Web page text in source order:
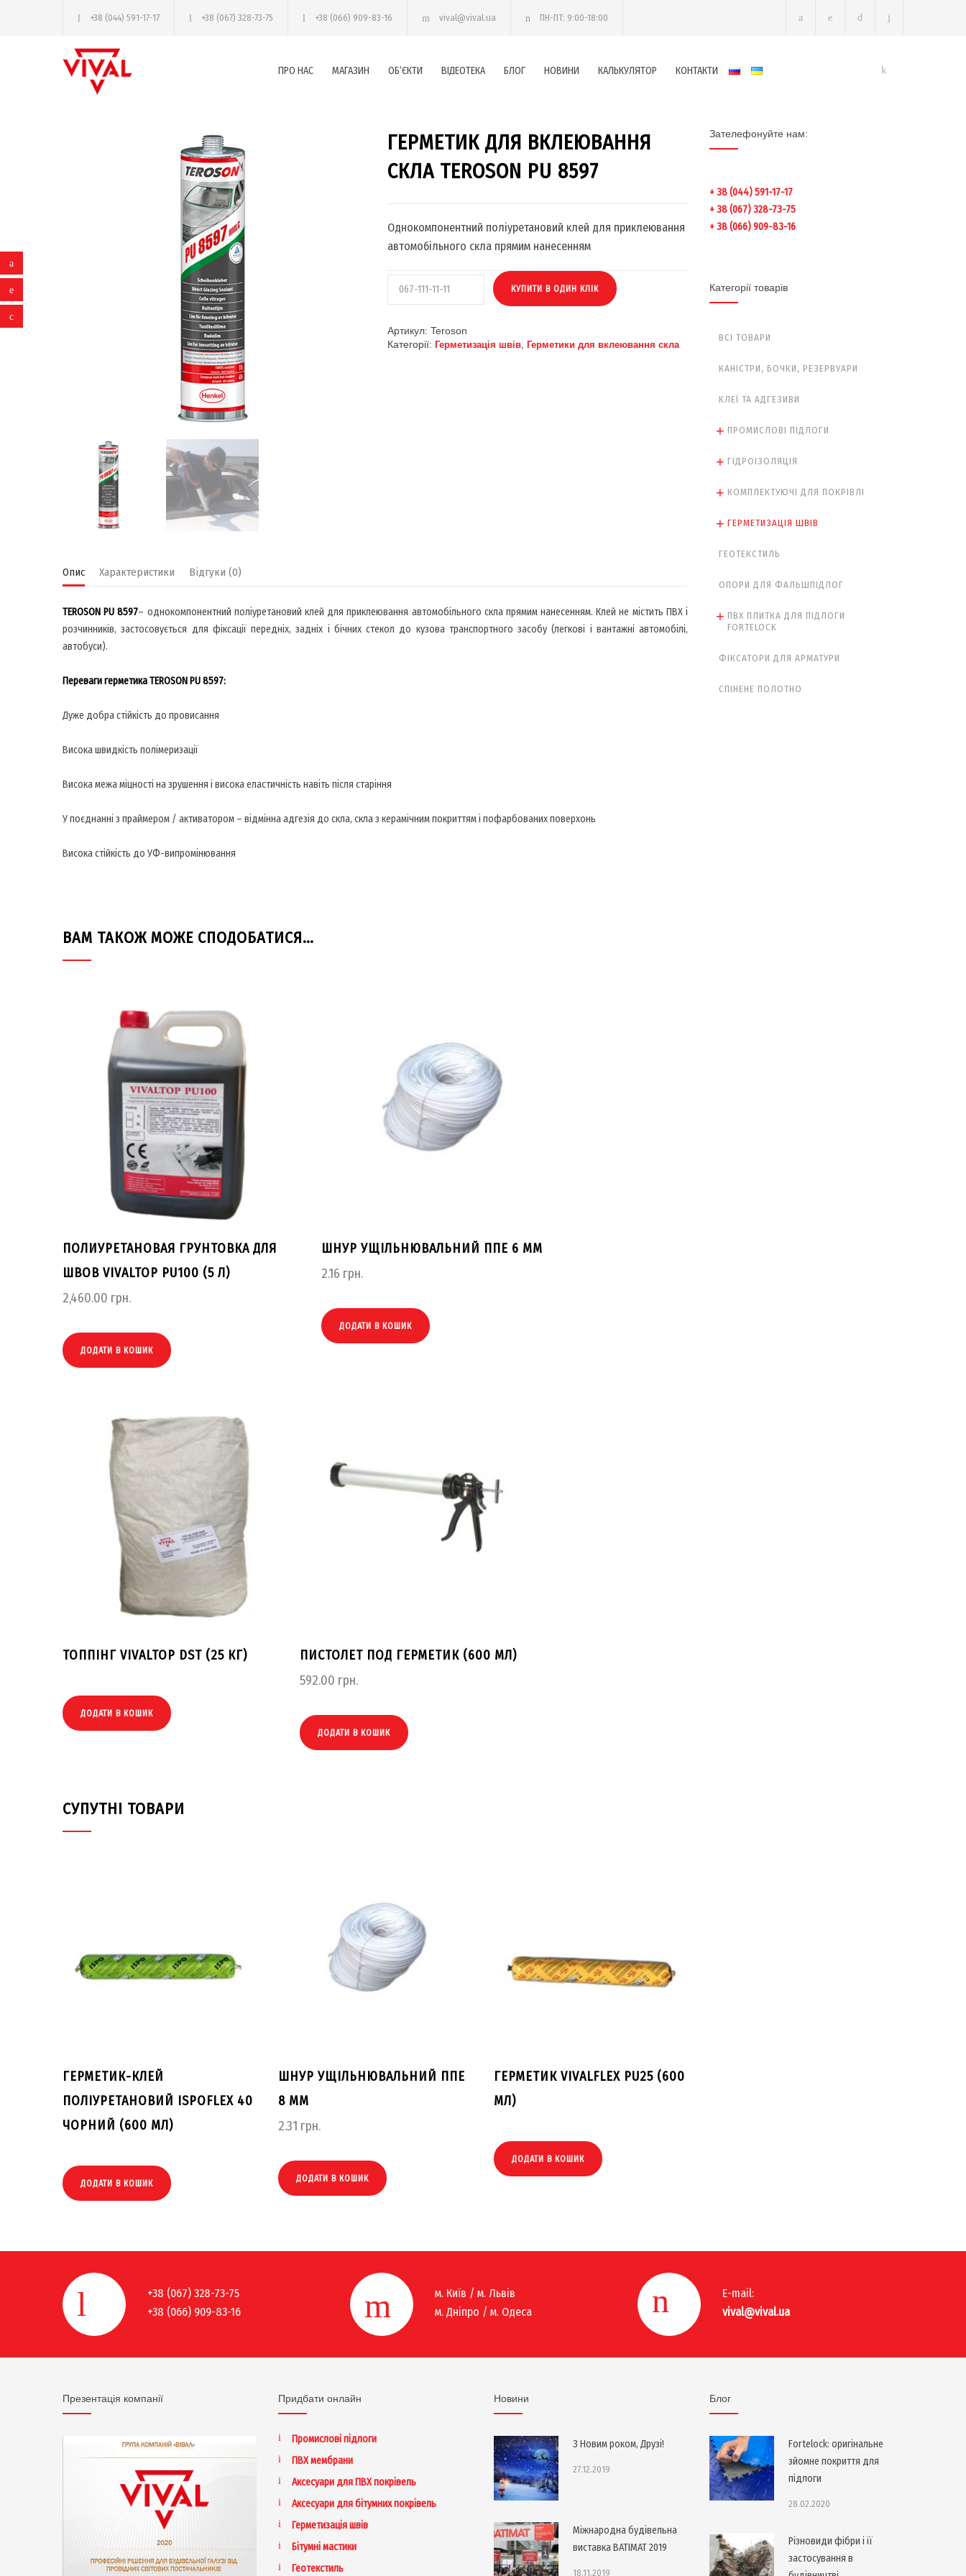
+38 (044) 591-17-17 +38 (067) 328-73-75 +38 (066) 909-83-16 vival@vival.ua ПН-ПТ: 9:00-18:00
ПРО НАС МАГАЗИН ОБ’ЄКТИ ВІДЕОТЕКА БЛОГ НОВИНИ КАЛЬКУЛЯТОР КОНТАКТИ
ГЕРМЕТИК ДЛЯ ВКЛЕЮВАННЯ
СКЛА TEROSON PU 8597
Однокомпонентний поліуретановий клей для приклеювання
автомобільного скла прямим нанесенням
Артикул:Teroson
Категорії:Герметизація швів ,Герметики для вклеювання скла
Опис Характеристики Відгуки (0)
TEROSON PU 8597– однокомпонентний поліуретановий клей для приклеювання автомобільного скла прямим нанесенням. Клей не містить ПВХ і
розчинників, застосовується для фіксації передніх, задніх і бічних стекол до кузова транспортного засобу (легкові і вантажні автомобілі,
автобуси).
Переваги герметика TEROSON PU 8597:
Дуже добра стійкість до провисання
Висока швидкість полімеризації
Висока межа міцності на зрушення і висока еластичність навіть після старіння
У поєднанні з праймером / активатором – відмінна адгезія до скла, скла з керамічним покриттям і пофарбованих поверхонь
Висока стійкість до УФ-випромінювання
ВАМ ТАКОЖ МОЖЕ СПОДОБАТИСЯ…
ПОЛИУРЕТАНОВАЯ ГРУНТОВКА ДЛЯ
ШВОВ VIVALTOP PU100 (5 Л)
2,460.00 грн.
ДОДАТИ В КОШИК
ШНУР УЩІЛЬНЮВАЛЬНИЙ ППЕ 6 ММ
2.16 грн.
ДОДАТИ В КОШИК
ТОППІНГ VIVALTOP DST (25 КГ)
ДОДАТИ В КОШИК
ПИСТОЛЕТ ПОД ГЕРМЕТИК (600 МЛ)
592.00 грн.
ДОДАТИ В КОШИК
СУПУТНІ ТОВАРИ
ГЕРМЕТИК-КЛЕЙ
ПОЛІУРЕТАНОВИЙ ISPOFLEX 40
ЧОРНИЙ (600 МЛ)
ДОДАТИ В КОШИК
ШНУР УЩІЛЬНЮВАЛЬНИЙ ППЕ
8 ММ
2.31 грн.
ДОДАТИ В КОШИК
ГЕРМЕТИК VIVALFLEX PU25 (600
МЛ)
ДОДАТИ В КОШИК
Зателефонуйте нам:
+ 38 (044) 591-17-17
+ 38 (067) 328-73-75
+ 38 (066) 909-83-16
Категорії товарів
ВСІ ТОВАРИ
КАНІСТРИ, БОЧКИ, РЕЗЕРВУАРИ
КЛЕЇ ТА АДГЕЗИВИ
ПРОМИСЛОВІ ПІДЛОГИ
ГІДРОІЗОЛЯЦІЯ
КОМПЛЕКТУЮЧІ ДЛЯ ПОКРІВЛІ
ГЕРМЕТИЗАЦІЯ ШВІВ
ГЕОТЕКСТИЛЬ
ОПОРИ ДЛЯ ФАЛЬШПІДЛОГ
ПВХ ПЛИТКА ДЛЯ ПІДЛОГИ
FORTELOCK
ФІКСАТОРИ ДЛЯ АРМАТУРИ
СПІНЕНЕ ПОЛОТНО
+38 (067) 328-73-75
+38 (066) 909-83-16
м. Київ / м. Львів
м. Дніпро / м. Одеса
E-mail:
vival@vival.ua
Презентація компанії Придбати онлайн
Промислові підлоги
ПВХ мембрани
Аксесуари для ПВХ покрівель
Аксесуари для бітумних покрівель
Герметизація швів
Бітумні мастики
Геотекстиль
Новини
З Новим роком, Друзі!
27.12.2019
Міжнародна будівельна
виставка BATIMAT 2019
18.11.2019
Блог
Fortelock: оригінальне
зйомне покриття для
підлоги
28.02.2020
Різновиди фібри і її
застосування в